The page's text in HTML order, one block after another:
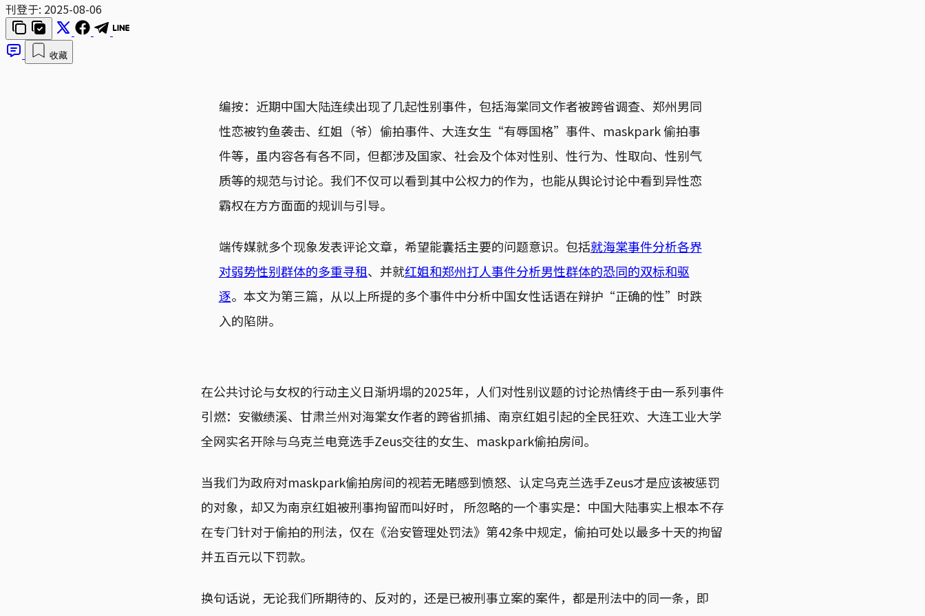
刊登于: 2025-08-06
收藏
编按：近期中国大陆连续出现了几起性别事件，包括海棠同文作者被跨省调查、郑州男同
性恋被钓鱼袭击、红姐（爷）偷拍事件、大连女生“有辱国格”事件、maskpark 偷拍事
件等，虽内容各有各不同，但都涉及国家、社会及个体对性别、性行为、性取向、性别气
质等的规范与讨论。我们不仅可以看到其中公权力的作为，也能从舆论讨论中看到异性恋
霸权在方方面面的规训与引导。
端传媒就多个现象发表评论文章，希望能囊括主要的问题意识。包括就海棠事件分析各界
对弱势性别群体的多重寻租、并就红姐和郑州打人事件分析男性群体的恐同的双标和驱
逐。本文为第三篇，从以上所提的多个事件中分析中国女性话语在辩护“正确的性”时跌
入的陷阱。
在公共讨论与女权的行动主义日渐坍塌的2025年，人们对性别议题的讨论热情终于由一系列事件
引燃：安徽绩溪、甘肃兰州对海棠女作者的跨省抓捕、南京红姐引起的全民狂欢、大连工业大学
全网实名开除与乌克兰电竞选手Zeus交往的女生、maskpark偷拍房间。
当我们为政府对maskpark偷拍房间的视若无睹感到愤怒、认定乌克兰选手Zeus才是应该被惩罚
的对象，却又为南京红姐被刑事拘留而叫好时， 所忽略的一个事实是：中国大陆事实上根本不存
在专门针对于偷拍的刑法，仅在《治安管理处罚法》第42条中规定，偷拍可处以最多十天的拘留
并五百元以下罚款。
换句话说，无论我们所期待的、反对的，还是已被刑事立案的案件，都是刑法中的同一条，即